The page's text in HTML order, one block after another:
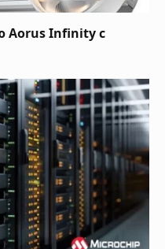
Aorus Infinity с